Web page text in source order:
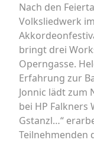
Nach den
Volksliedwerk
bringt drei
Operngasse.
Erfahrung zur
Jonnic lädt zum
bei HP Falkners
Gstanzl…“
Teilnehmenden